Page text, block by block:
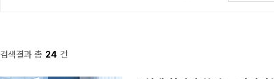
검색결과 총 24 건